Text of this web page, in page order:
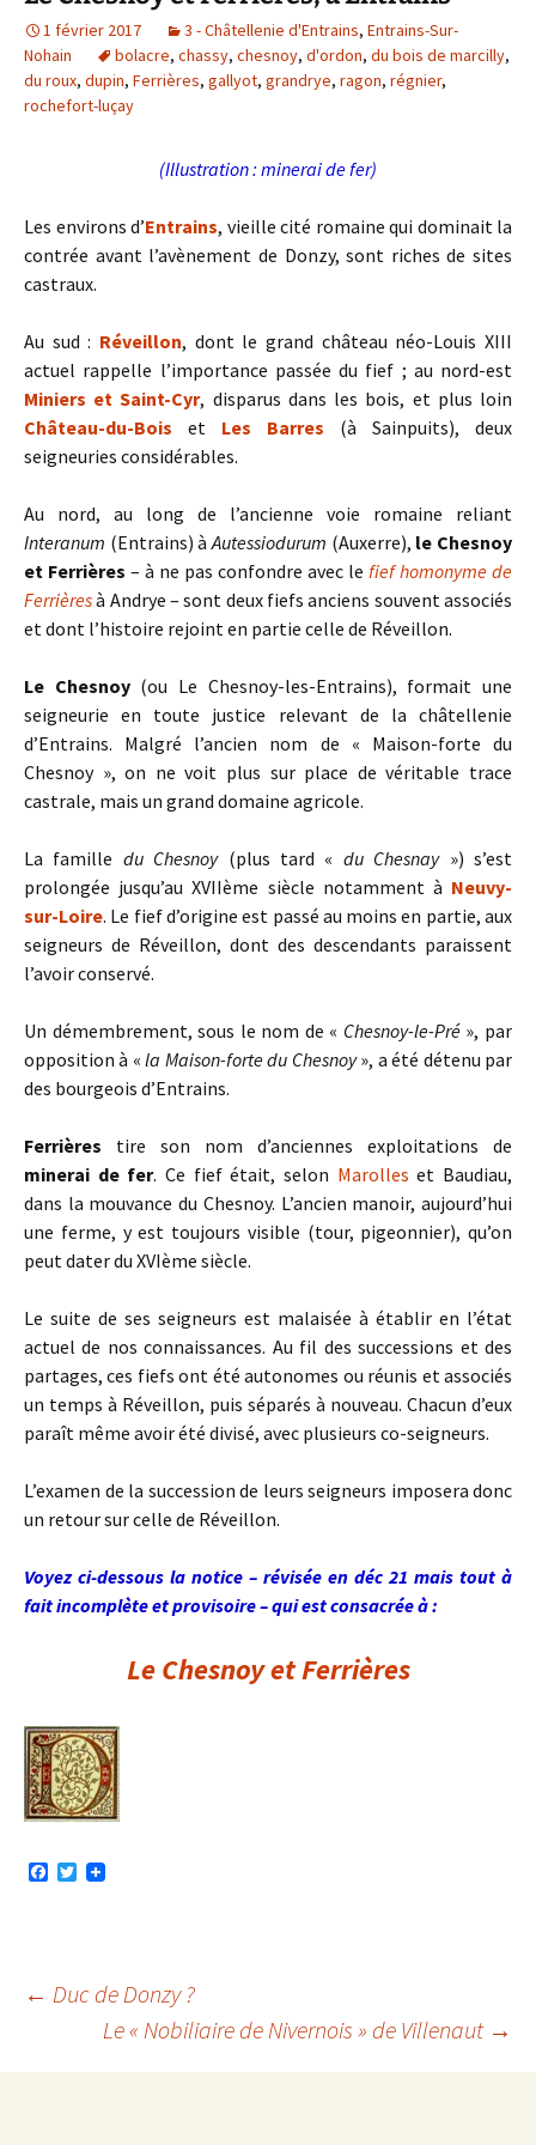
1 février 2017 3 - Châtellenie d'Entrains, Entrains-Sur-
Nohain
bolacre, chassy, chesnoy, d'ordon, du bois de marcilly,
du roux, dupin, Ferrières, gallyot, grandrye, ragon, régnier,
rochefort-luçay
(Illustration : minerai de fer)
Les environs d’Entrains, vieille cité romaine qui dominait la
contrée avant l’avènement de Donzy, sont riches de sites
castraux.
Au sud : Réveillon, dont le grand château néo-Louis XIII
actuel rappelle l’importance passée du fief ; au nord-est
Miniers et Saint-Cyr, disparus dans les bois, et plus loin
Château-du-Bois et Les Barres (à Sainpuits), deux
seigneuries considérables.
Au nord, au long de l’ancienne voie romaine reliant
Interanum (Entrains) àAutessiodurum (Auxerre), le Chesnoy
et Ferrières – à ne pas confondre avec le fief homonyme de
Ferrièresà Andrye – sont deux fiefs anciens souvent associés
et dont l’histoire rejoint en partie celle de Réveillon.
Le Chesnoy(ou Le Chesnoy-les-Entrains), formait une
seigneurie en toute justice relevant de la châtellenie
d’Entrains. Malgré l’ancien nom de « Maison-forte du
Chesnoy », on ne voit plus sur place de véritable trace
castrale, mais un grand domaine agricole.
La famille du Chesnoy(plus tard « du Chesnay ») s’est
prolongée jusqu’au XVIIème siècle notamment à Neuvy-
sur-Loire. Le fief d’origine est passé au moins en partie, aux
seigneurs de Réveillon, dont des descendants paraissent
l’avoir conservé.
Un démembrement, sous le nom de « Chesnoy-le-Pré », par
opposition à «la Maison-forte du Chesnoy», a été détenu par
des bourgeois d’Entrains.
Ferrières tire son nom d’anciennes exploitations de
minerai de fer. Ce fief était, selon Marolleset Baudiau,
dans la mouvance du Chesnoy. L’ancien manoir, aujourd’hui
une ferme, y est toujours visible (tour, pigeonnier), qu’on
peut dater du XVIème siècle.
Le suite de ses seigneurs est malaisée à établir en l’état
actuel de nos connaissances. Au fil des successions et des
partages, ces fiefs ont été autonomes ou réunis et associés
un temps à Réveillon, puis séparés à nouveau. Chacun d’eux
paraît même avoir été divisé, avec plusieurs co-seigneurs.
L’examen de la succession de leurs seigneurs imposera donc
un retour sur celle de Réveillon.
Voyez ci-dessous la notice – révisée en déc 21 mais tout à
fait incomplète et provisoire – qui est consacrée à :
Le Chesnoy et Ferrières
o
k
T
r
Navigation
des
← Duc de Donzy ?
Le « Nobiliaire de Nivernois » de Villenaut →